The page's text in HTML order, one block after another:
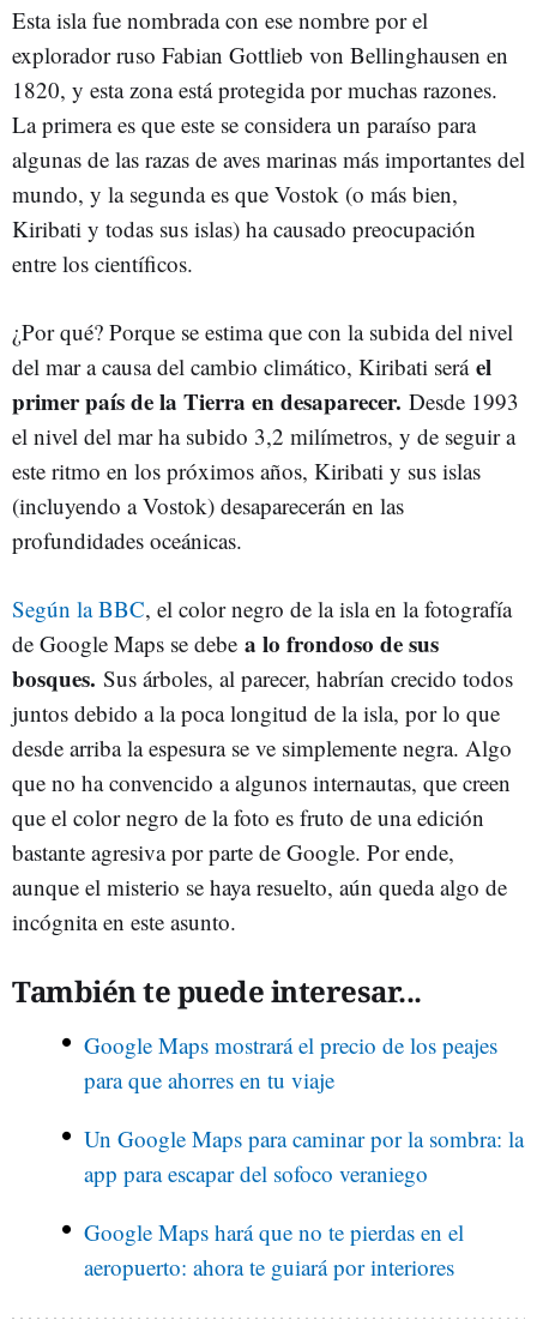
Esta isla fue nombrada con ese nombre por el
explorador ruso Fabian Gottlieb von Bellinghausen en
1820, y esta zona está protegida por muchas razones.
La primera es que este se considera un paraíso para
algunas de las razas de aves marinas más importantes del
mundo, y la segunda es que Vostok (o más bien,
Kiribati y todas sus islas) ha causado preocupación
entre los científicos.
¿Por qué? Porque se estima que con la subida del nivel
del mar a causa del cambio climático, Kiribati será el
primer país de la Tierra en desaparecer. Desde 1993
el nivel del mar ha subido 3,2 milímetros, y de seguir a
este ritmo en los próximos años, Kiribati y sus islas
(incluyendo a Vostok) desaparecerán en las
profundidades oceánicas.
Según la BBC, el color negro de la isla en la fotografía
de Google Maps se debe a lo frondoso de sus
bosques. Sus árboles, al parecer, habrían crecido todos
juntos debido a la poca longitud de la isla, por lo que
desde arriba la espesura se ve simplemente negra. Algo
que no ha convencido a algunos internautas, que creen
que el color negro de la foto es fruto de una edición
bastante agresiva por parte de Google. Por ende,
aunque el misterio se haya resuelto, aún queda algo de
incógnita en este asunto.
También te puede interesar...
Google Maps mostrará el precio de los peajes
para que ahorres en tu viaje
Un Google Maps para caminar por la sombra: la
app para escapar del sofoco veraniego
Google Maps hará que no te pierdas en el
aeropuerto: ahora te guiará por interiores